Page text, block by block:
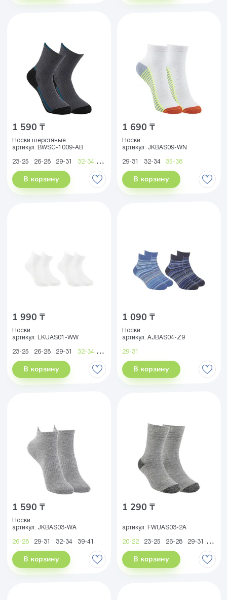
1 590 ₸
Носки шерстяные
артикул: BWSC-1009-AB
23-25 26-28 29-31 32-34 35-38 39-41
В корзину
1 690 ₸
Носки
артикул: JKBAS09-WN
29-31 32-34 35-38
В корзину
1 990 ₸
Носки
артикул:
LKUAS01-WW
23-25 26-28 29-31 32-34 35-38
В корзину
1 090 ₸
Носки
артикул: AJBAS04-Z9
29-31
В корзину
1 590 ₸
Носки
артикул: JKBAS03-WA
26-28 29-31 32-34 39-41
В корзину
1 290 ₸
артикул: FWUAS03-2A
20-22 23-25 26-28 29-31 32-34
В корзину